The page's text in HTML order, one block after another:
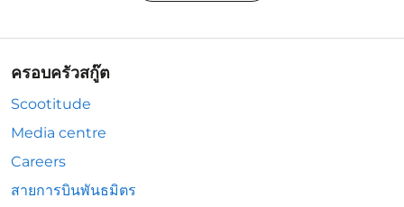
ครอบครัวสกู๊ต
Scootitude
Media centre
Careers
สายการบินพันธมิตร